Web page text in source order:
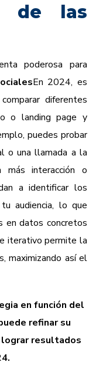
de las
poderosa para
En 2024, es
diferentes
o landing page y
puedes probar
o una llamada a la
más interacción o
a identificar los
audiencia, lo que
en datos concretos
iterativo permite la
maximizando así el
en función del
refinar su
lograr resultados